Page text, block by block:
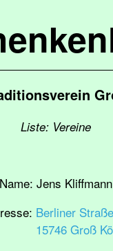
Liste: Vereine
Name: Jens Kliffmann
Berliner
15746 Groß